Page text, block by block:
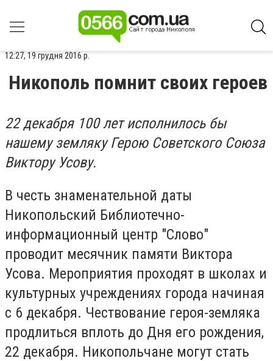
12:27, 19 грудня 2016 р.
Никополь помнит своих героев
22 декабря 100 лет исполнилось бы
нашему земляку Герою Советского Союза
Виктору Усову.
В честь знаменательной даты
Никопольский Библиотечно-
информационный центр "Слово"
проводит месячник памяти Виктора
Усова. Мероприятия проходят в школах и
культурных учреждениях города начиная
с 6 декабря. Чествование героя-земляка
продлиться вплоть до Дня его рождения,
22 декабря. Никопольчане могут стать